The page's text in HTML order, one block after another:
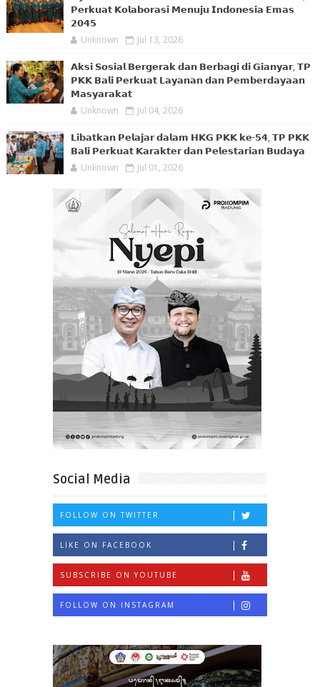
𝗣𝗲𝗿𝗸𝘂𝗮𝘁 𝗞𝗼𝗹𝗮𝗯𝗼𝗿𝗮𝘀𝗶 𝗠𝗲𝗻𝘂𝗷𝘂 𝗜𝗻𝗱𝗼𝗻𝗲𝘀𝗶𝗮 𝗘𝗺𝗮𝘀
𝟮𝟬𝟰𝟱
Unknown Jul 13, 2026
𝗔𝗸𝘀𝗶 𝗦𝗼𝘀𝗶𝗮𝗹 𝗕𝗲𝗿𝗴𝗲𝗿𝗮𝗸 𝗱𝗮𝗻 𝗕𝗲𝗿𝗯𝗮𝗴𝗶 𝗱𝗶 𝗚𝗶𝗮𝗻𝘆𝗮𝗿, 𝗧𝗣
𝗣𝗞𝗞 𝗕𝗮𝗹𝗶 𝗣𝗲𝗿𝗸𝘂𝗮𝘁 𝗟𝗮𝘆𝗮𝗻𝗮𝗻 𝗱𝗮𝗻 𝗣𝗲𝗺𝗯𝗲𝗿𝗱𝗮𝘆𝗮𝗮𝗻
𝗠𝗮𝘀𝘆𝗮𝗿𝗮𝗸𝗮𝘁
Unknown Jul 04, 2026
𝗟𝗶𝗯𝗮𝘁𝗸𝗮𝗻 𝗣𝗲𝗹𝗮𝗷𝗮𝗿 𝗱𝗮𝗹𝗮𝗺 𝗛𝗞𝗚 𝗣𝗞𝗞 𝗸𝗲-𝟱𝟰, 𝗧𝗣 𝗣𝗞𝗞
𝗕𝗮𝗹𝗶 𝗣𝗲𝗿𝗸𝘂𝗮𝘁 𝗞𝗮𝗿𝗮𝗸𝘁𝗲𝗿 𝗱𝗮𝗻 𝗣𝗲𝗹𝗲𝘀𝘁𝗮𝗿𝗶𝗮𝗻 𝗕𝘂𝗱𝗮𝘆𝗮
Unknown Jul 01, 2026
Social Media
FOLLOW ON TWITTER
LIKE ON FACEBOOK
SUBSCRIBE ON YOUTUBE
FOLLOW ON INSTAGRAM